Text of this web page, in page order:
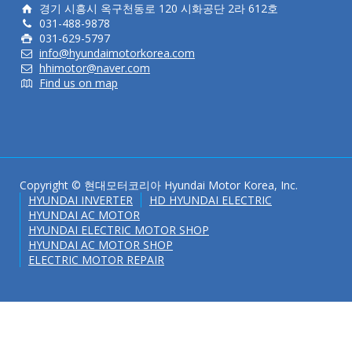
경기 시흥시 옥구천동로 120 시화공단 2라 612호
031-488-9878
031-629-5797
info@hyundaimotorkorea.com
hhimotor@naver.com
Find us on map
Copyright © 현대모터코리아 Hyundai Motor Korea, Inc.
HYUNDAI INVERTER
HD HYUNDAI ELECTRIC
HYUNDAI AC MOTOR
HYUNDAI ELECTRIC MOTOR SHOP
HYUNDAI AC MOTOR SHOP
ELECTRIC MOTOR REPAIR